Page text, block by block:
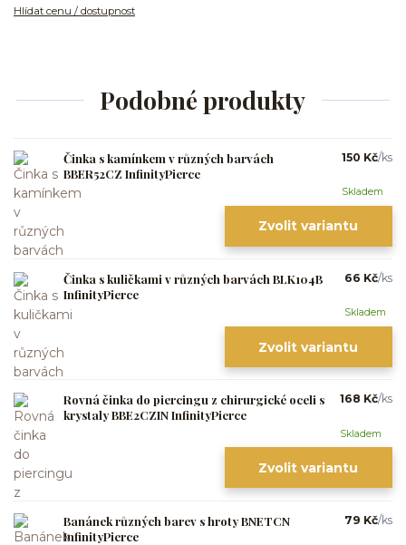
Hlídat cenu / dostupnost
Podobné produkty
Činka s kamínkem v různých barvách
BBER52CZ InfinityPierce
150 Kč/ks
Skladem
Zvolit variantu
Činka s kuličkami v různých barvách BLK104B
InfinityPierce
66 Kč/ks
Skladem
Zvolit variantu
Rovná činka do piercingu z chirurgické oceli s
krystaly BBE2CZIN InfinityPierce
168 Kč/ks
Skladem
Zvolit variantu
Banánek různých barev s hroty BNETCN
InfinityPierce
79 Kč/ks